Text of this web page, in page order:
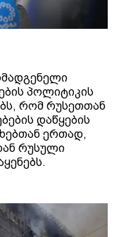
პოლიტიკის
რომ რუსეთთან
დაწყების
ერთად,
რუსული